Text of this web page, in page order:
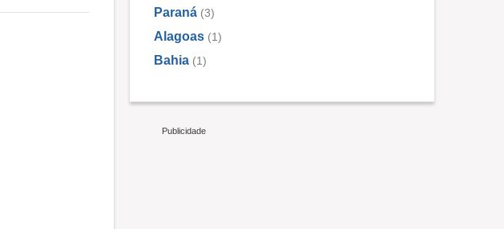
Paraná (3)
Alagoas (1)
Bahia (1)